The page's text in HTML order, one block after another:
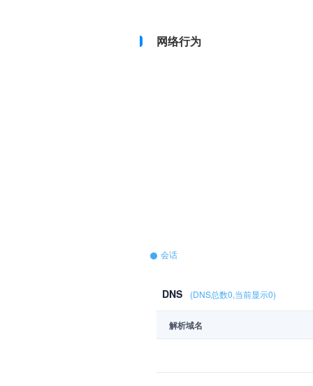
网络行为
DNS (DNS总数0,当前显示0)
解析域名